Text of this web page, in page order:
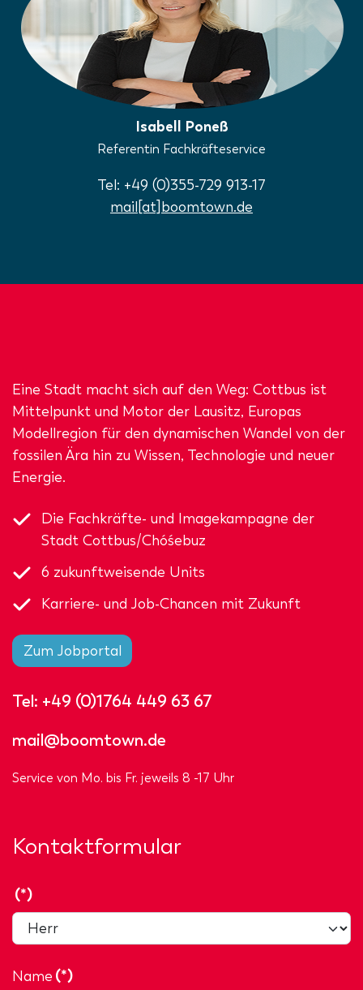
Isabell Poneß
Referentin Fachkräfteservice
Tel: +49 (0)355-729 913-17
mail[at]boomtown.de
Eine Stadt macht sich auf den Weg: Cottbus ist
Mittelpunkt und Motor der Lausitz, Europas
Modellregion für den dynamischen Wandel von der
fossilen Ära hin zu Wissen, Technologie und neuer
Energie.
Die Fachkräfte- und Imagekampagne der
Stadt Cottbus/Chóśebuz
6 zukunftweisende Units
Karriere- und Job-Chancen mit Zukunft
Zum Jobportal
Tel: +49 (0)1764 449 63 67
mail@boomtown.de
Service von Mo. bis Fr. jeweils 8 -17 Uhr
Kontaktformular
(*)
Name (*)